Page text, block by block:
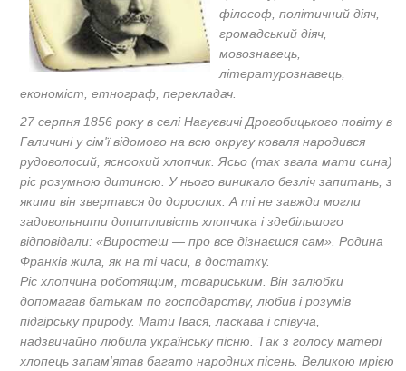
філософ, політичний діяч,
громадський діяч,
мовознавець,
літературознавець,
економіст, етнограф, перекладач.
27 серпня 1856 року в селі Нагуєвичі Дрогобицького повіту в
Галичині у сім'ї відомого на всю округу коваля народився
рудоволосий, ясноокий хлопчик. Ясьо (так звала мати сина)
ріс розумною дитиною. У нього виникало безліч запитань, з
якими він звертався до дорослих. А ті не завжди могли
задовольнити допитливість хлопчика і здебільшого
відповідали: «Виростеш — про все дізнаєшся сам». Родина
Франків жила, як на ті часи, в достатку.
Ріс хлопчина роботящим, товариським. Він залюбки
допомагав батькам по господарству, любив і розумів
підгірську природу. Мати Івася, ласкава і співуча,
надзвичайно любила українську пісню. Так з голосу матері
хлопець запам'ятав багато народних пісень. Великою мрією